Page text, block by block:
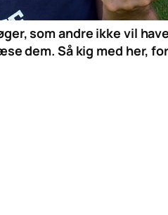
som andre ikke vil
dem. Så kig med her,